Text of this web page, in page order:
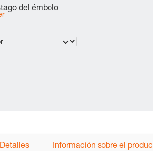
del émbolo
Detalles Información sobre el